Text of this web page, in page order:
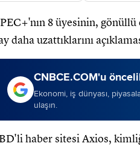
8 üyesinin, gönüllü
daha uzattıklarını
CNBCE.COM'u
Ekonomi, iş dünyası,
ulaşın.
haber sitesi Axios,